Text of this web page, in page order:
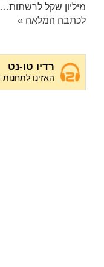
מיליון שקל לרשתות…
לכתבה המלאה »